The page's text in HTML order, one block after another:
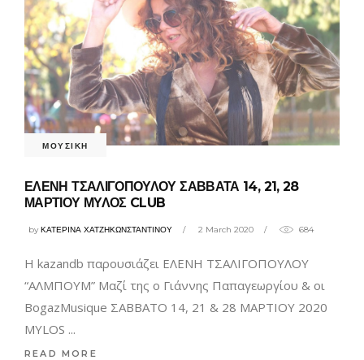
ΜΟΥΣΙΚΗ
ΕΛΕΝΗ ΤΣΑΛΙΓΟΠΟΥΛΟΥ ΣΑΒΒΑΤΑ 14, 21, 28
ΜΑΡΤΙΟΥ ΜΥΛΟΣ CLUB
byΚΑΤΕΡΙΝΑ ΧΑΤΖΗΚΩΝΣΤΑΝΤΙΝΟΥ 2 March 2020 684
Η kazandb παρουσιάζει ΕΛΕΝΗ ΤΣΑΛΙΓΟΠΟΥΛΟΥ
“ΑΛΜΠΟΥΜ” Μαζί της ο Γιάννης Παπαγεωργίου & οι
BogazMusique ΣΑΒΒΑΤΟ 14, 21 & 28 ΜΑΡΤΙΟΥ 2020
MYLOS
READ MORE